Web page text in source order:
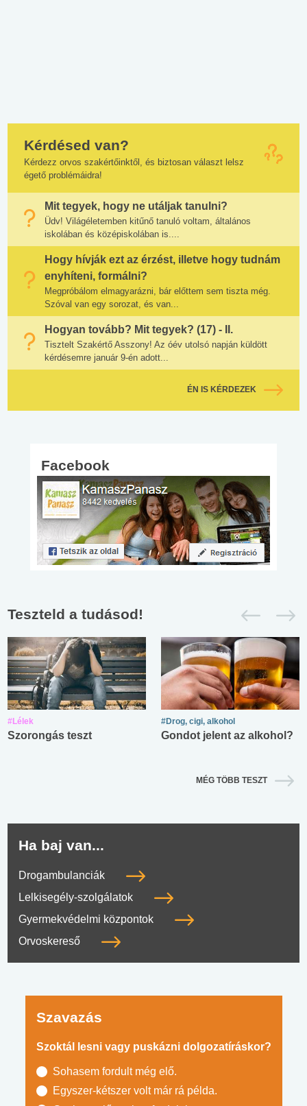
Kérdésed van?
Kérdezz orvos szakértőinktől, és biztosan választ lelsz
égető problémáidra!
Mit tegyek, hogy ne utáljak tanulni?
Üdv! Világéletemben kitűnő tanuló voltam, általános
iskolában és középiskolában is....
Hogy hívják ezt az érzést, illetve hogy tudnám
enyhíteni, formálni?
Megpróbálom elmagyarázni, bár előttem sem tiszta még.
Szóval van egy sorozat, és van...
Hogyan tovább? Mit tegyek? (17) - II.
Tisztelt Szakértő Asszony! Az óév utolsó napján küldött
kérdésemre január 9-én adott...
ÉN IS KÉRDEZEK
Facebook
Teszteld a tudásod!
#Lélek
Szorongás teszt
#Drog, cigi, alkohol
Gondot jelent az alkohol?
MÉG TÖBB TESZT
Ha baj van...
Drogambulanciák
Lelkisegély-szolgálatok
Gyermekvédelmi központok
Orvoskereső
Szavazás
Szoktál lesni vagy puskázni dolgozatíráskor?
Sohasem fordult még elő.
Egyszer-kétszer volt már rá példa.